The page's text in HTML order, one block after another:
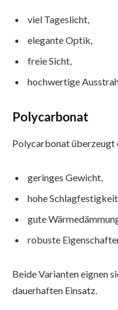
viel Tageslicht,
elegante Optik,
freie Sicht,
hochwertige
Polycarbonat
Polycarbonat überzeugt
geringes Gewicht,
hohe
gute
robuste
Beide Varianten eignen
dauerhaften Einsatz.